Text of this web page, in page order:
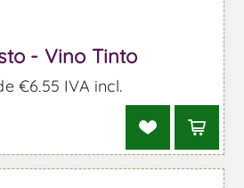
- Vino Tinto
€6,55 IVA incl.